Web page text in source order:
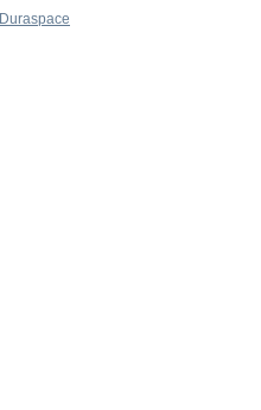
Duraspace